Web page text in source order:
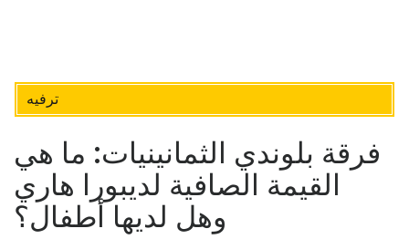
ترفيه
فرقة بلوندي الثمانينيات: ما هي
القيمة الصافية لديبورا هاري
وهل لديها أطفال؟